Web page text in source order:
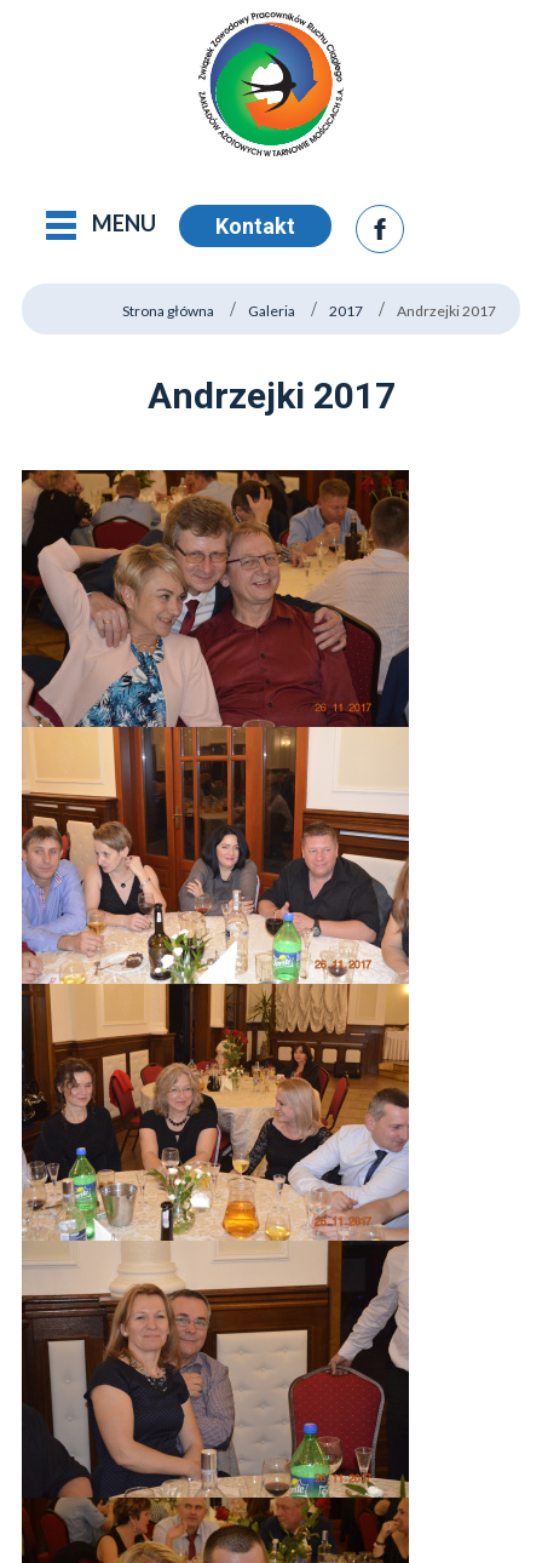
MENU Kontakt
Strona główna Galeria 2017 Andrzejki 2017
Andrzejki 2017